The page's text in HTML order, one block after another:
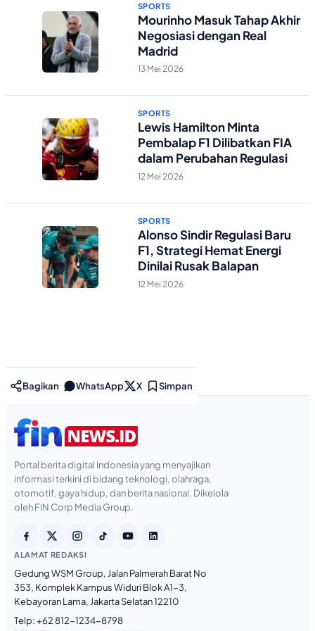
SPORTS
Mourinho Masuk Tahap Akhir
Negosiasi dengan Real
Madrid
13 Mei 2026
SPORTS
Lewis Hamilton Minta
Pembalap F1 Dilibatkan FIA
dalam Perubahan Regulasi
12 Mei 2026
SPORTS
Alonso Sindir Regulasi Baru
F1, Strategi Hemat Energi
Dinilai Rusak Balapan
12 Mei 2026
Bagikan WhatsApp X Simpan
Portal berita digital Indonesia yang menyajikan
informasi terkini di bidang teknologi, olahraga,
otomotif, gaya hidup, dan berita nasional. Dikelola
oleh FIN Corp Media Group.
ALAMAT REDAKSI
Gedung WSM Group, Jalan Palmerah Barat No
353, Komplek Kampus Widuri Blok A1-3,
Kebayoran Lama, Jakarta Selatan 12210
Telp:+62 812-1234-8798